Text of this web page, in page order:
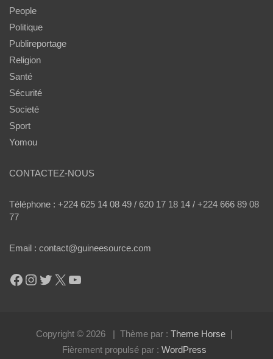
People
Politique
Publireportage
Religion
Santé
Sécurité
Societé
Sport
Yomou
CONTACTEZ-NOUS
Téléphone : +224 625 14 08 49 / 620 17 18 14 / +224 666 89 08
77
Email : contact@guineesource.com
Facebook
Instagram
Twitter
X YouTube
Copyright © 2026 Thème par : Theme Horse
Fièrement propulsé par : WordPress